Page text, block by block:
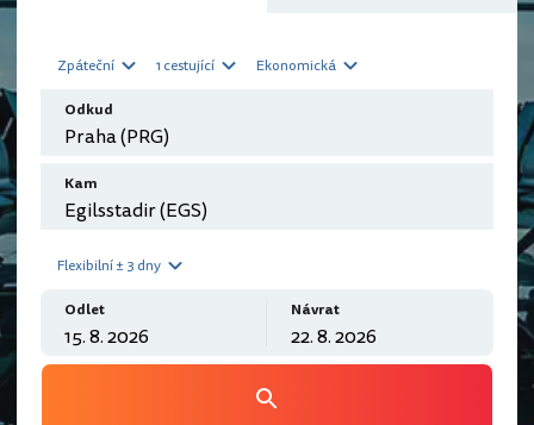
Zpáteční 1 cestující Ekonomická
Odkud
Kam
Flexibilní ± 3 dny
Odlet Návrat